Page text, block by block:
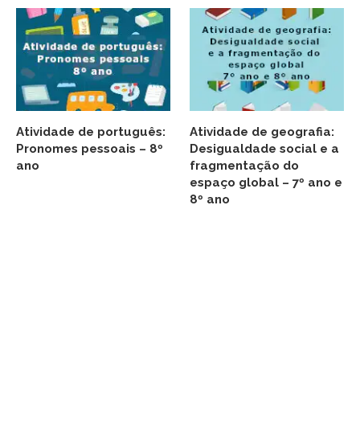
Atividade de português:
Pronomes pessoais – 8º
ano
Atividade de geografia:
Desigualdade social e a
fragmentação do
espaço global – 7º ano e
8º ano